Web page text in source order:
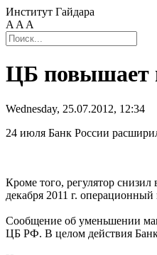
Институт Гайдара
A A A
ЦБ повышает
Wednesday, 25.07.2012, 12:34
24 июля Банк России
Кроме того, регулятор
декабря 2011 г.
Сообщение об уменьшении
ЦБ РФ. В целом действия